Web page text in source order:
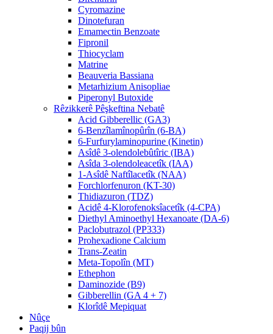
Cyromazine
Dinotefuran
Emamectin Benzoate
Fipronil
Thiocyclam
Matrine
Beauveria Bassiana
Metarhizium Anisopliae
Piperonyl Butoxide
Rêzikkerê Pêşkeftina Nebatê
Acid Gibberellic (GA3)
6-Benzîlamînopûrîn (6-BA)
6-Furfurylaminopurine (Kinetin)
Asîdê 3-olendolebûtîric (IBA)
Asîda 3-olendoleacetîk (IAA)
1-Asîdê Naftîlacetîk (NAA)
Forchlorfenuron (KT-30)
Thidiazuron (TDZ)
Acidê 4-Klorofenoksîacetîk (4-CPA)
Diethyl Aminoethyl Hexanoate (DA-6)
Paclobutrazol (PP333)
Prohexadione Calcium
Trans-Zeatin
Meta-Topolîn (MT)
Ethephon
Daminozide (B9)
Gibberellin (GA 4 + 7)
Klorîdê Mepiquat
Nûçe
Paqij bûn